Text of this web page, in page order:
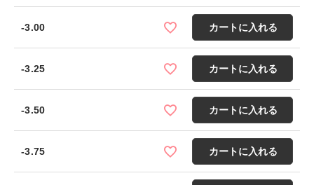
-3.00 カートに入れる
-3.25 カートに入れる
-3.50 カートに入れる
-3.75 カートに入れる